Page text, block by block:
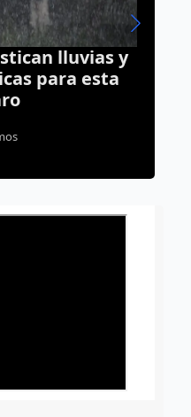
en El
tres
del regreso a